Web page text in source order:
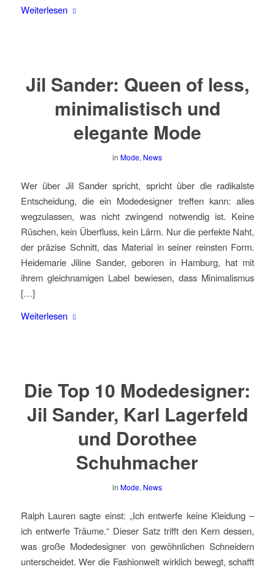
Weiterlesen
Jil Sander: Queen of less,
minimalistisch und
elegante Mode
in Mode, News
Wer über Jil Sander spricht, spricht über die radikalste
Entscheidung, die ein Modedesigner treffen kann: alles
wegzulassen, was nicht zwingend notwendig ist. Keine
Rüschen, kein Überfluss, kein Lärm. Nur die perfekte Naht,
der präzise Schnitt, das Material in seiner reinsten Form.
Heidemarie Jiline Sander, geboren in Hamburg, hat mit
ihrem gleichnamigen Label bewiesen, dass Minimalismus
[…]
Weiterlesen
Die Top 10 Modedesigner:
Jil Sander, Karl Lagerfeld
und Dorothee
Schuhmacher
in Mode, News
Ralph Lauren sagte einst: „Ich entwerfe keine Kleidung –
ich entwerfe Träume.“ Dieser Satz trifft den Kern dessen,
was große Modedesigner von gewöhnlichen Schneidern
unterscheidet. Wer die Fashionwelt wirklich bewegt, schafft